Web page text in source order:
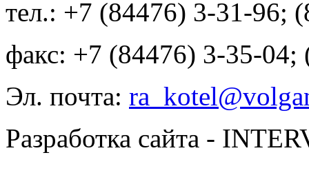
тел.: +7 (84476) 3-31-96;
факс: +7 (84476) 3-35-04;
Эл. почта:
Разработка сайта -